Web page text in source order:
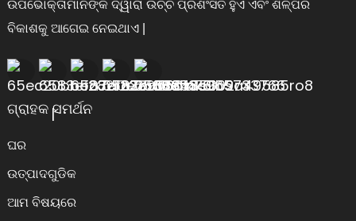
ଉପଭୋକ୍ତାମାନଙ୍କ ଦ୍ୱାରା ଉଚ୍ଚ ପ୍ରଶଂସିତ ହୁଏ ଏବଂ ଶିଳ୍ପର
ବିକାଶକୁ ଆଗେଇ ନେଇଥାଏ |
ଗ୍ରାହକ ସମର୍ଥନ
ଘର
ଉତ୍ପାଦଗୁଡିକ
ଆମ ବିଷୟରେ